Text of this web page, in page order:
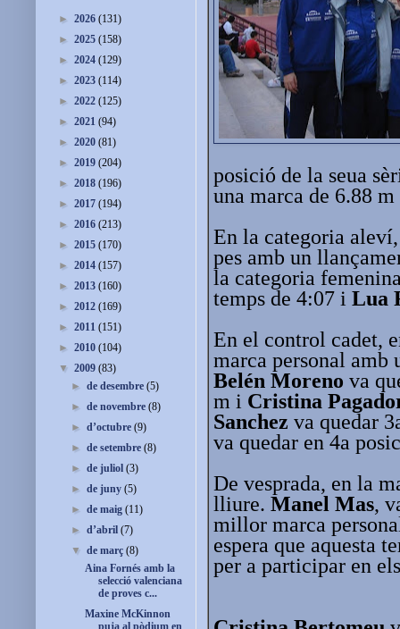
posició de la seua
una marca de 6.88
En la categoria
pes amb un
la categoria
temps de 4:07 i Lua
En el control cadet,
marca personal
Belén Moreno va
m i Cristina
Sanchez va quedar
va quedar en 4a
De vesprada, en la
lliure. Manel Mas,
millor marca
espera que aquesta
per a participar en
► 2026 (131)
► 2025 (158)
► 2024 (129)
► 2023 (114)
► 2022 (125)
► 2021 (94)
► 2020 (81)
► 2019 (204)
► 2018 (196)
► 2017 (194)
► 2016 (213)
► 2015 (170)
► 2014 (157)
► 2013 (160)
► 2012 (169)
► 2011 (151)
► 2010 (104)
▼ 2009 (83)
►de desembre(5)
►de novembre(8)
►d’octubre(9)
►de setembre(8)
►de juliol(3)
►de juny(5)
►de maig(11)
►d’abril(7)
▼de març(8)
Aina Fornés amb la
selecció valenciana
de proves c...
Maxine McKinnon